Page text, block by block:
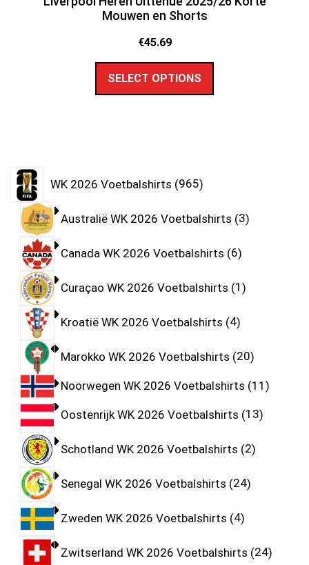
Mouwen en Shorts
€45.69
SELECT OPTIONS
WK 2026 Voetbalshirts 965
Australië WK 2026 Voetbalshirts 3
Canada WK 2026 Voetbalshirts 6
Curaçao WK 2026 Voetbalshirts 1
Kroatië WK 2026 Voetbalshirts 4
Marokko WK 2026 Voetbalshirts 20
Noorwegen WK 2026 Voetbalshirts 11
Oostenrijk WK 2026 Voetbalshirts 13
Schotland WK 2026 Voetbalshirts 2
Senegal WK 2026 Voetbalshirts 24
Zweden WK 2026 Voetbalshirts 4
Zwitserland WK 2026 Voetbalshirts 24